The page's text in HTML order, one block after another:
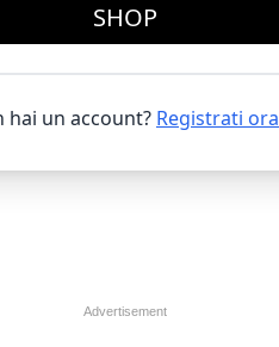
SHOP
hai un account? Registrati ora